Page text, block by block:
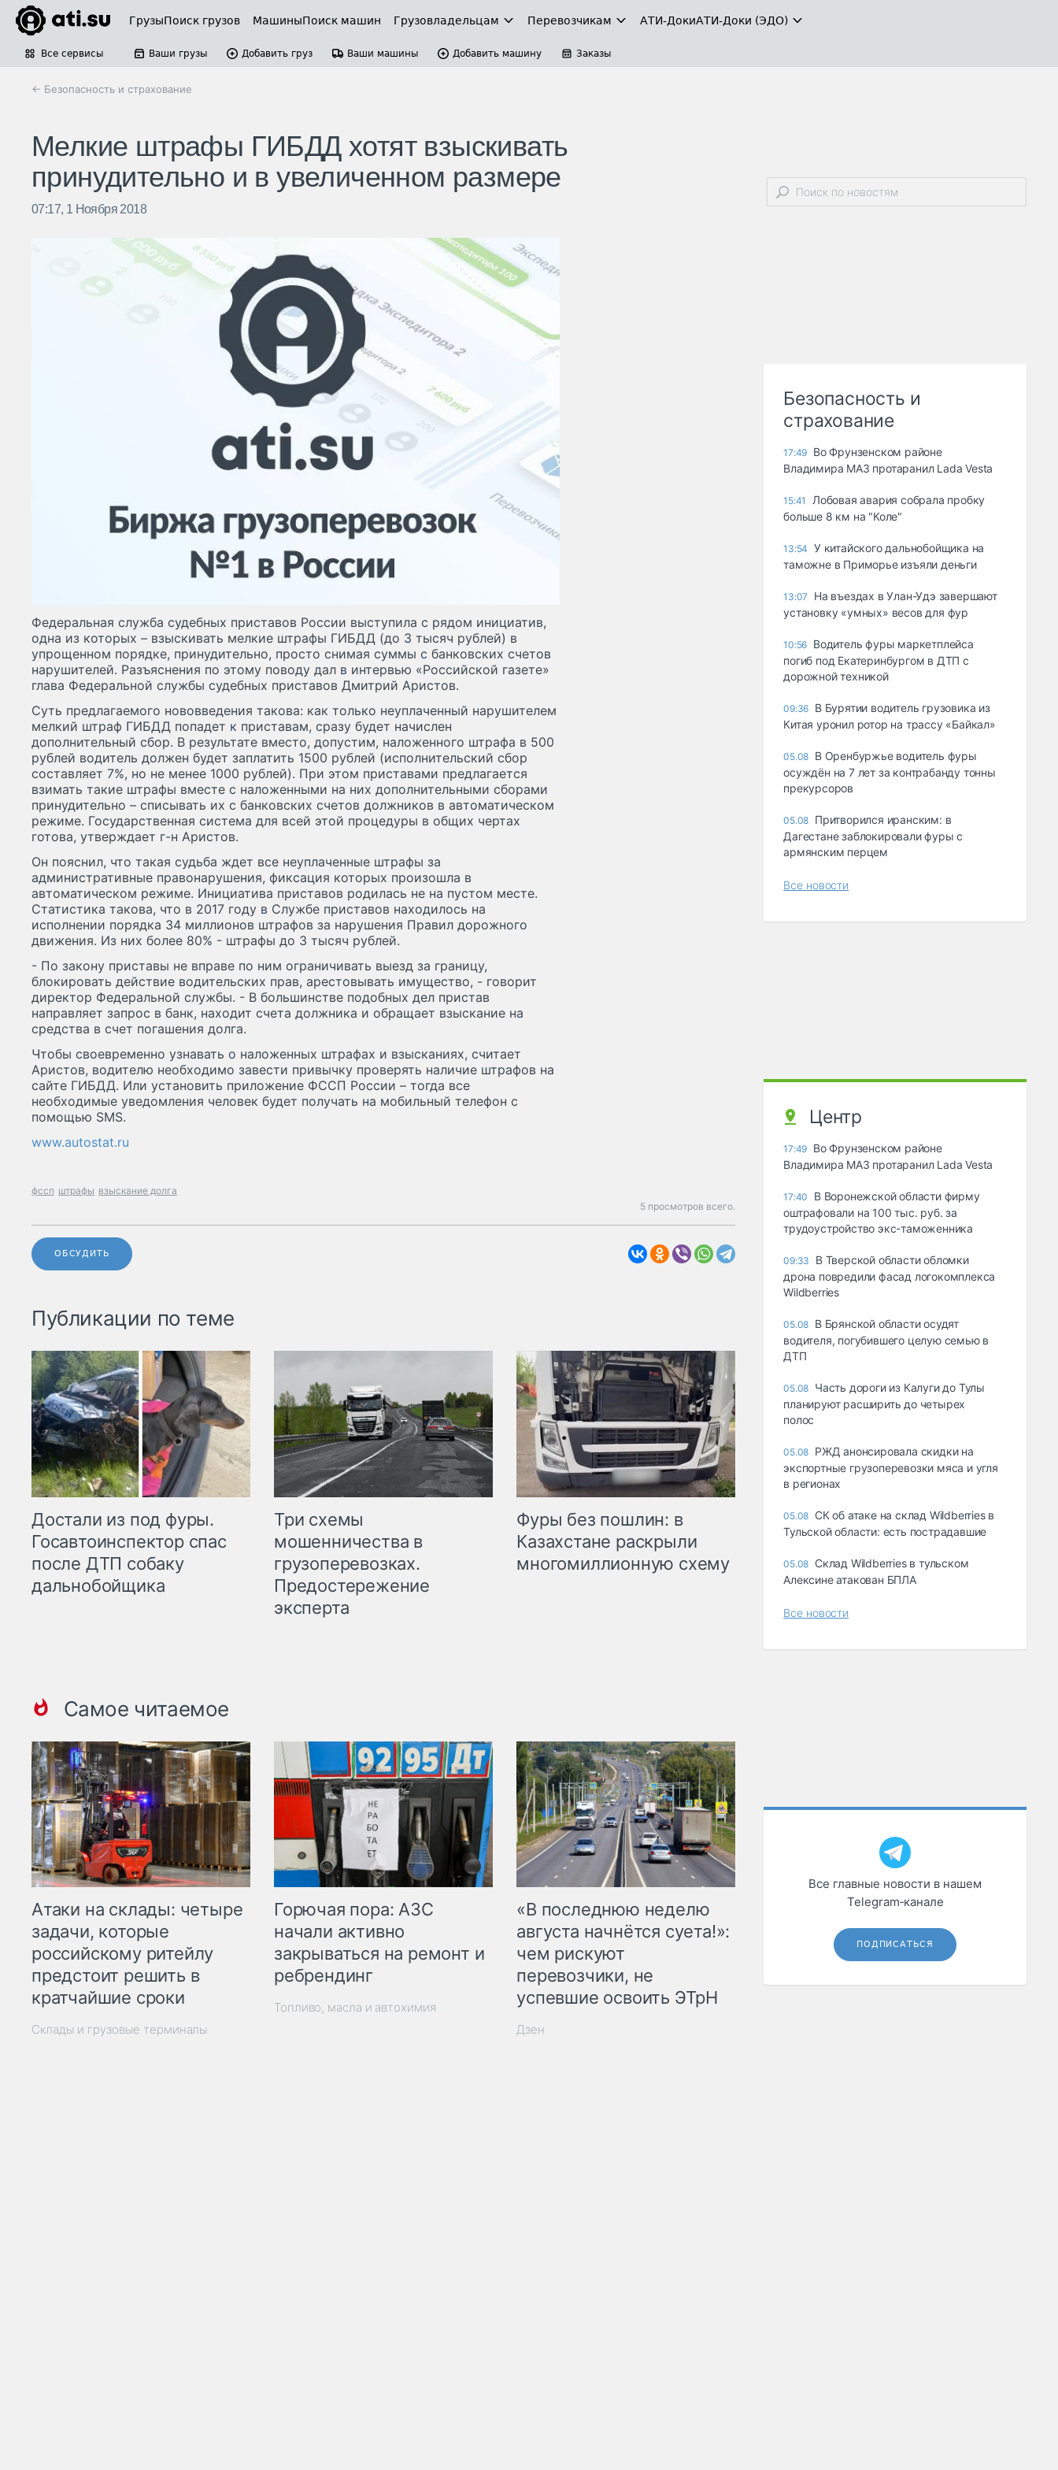
ГрузыПоиск грузов МашиныПоиск машин Грузовладельцам Перевозчикам АТИ-ДокиАТИ-Доки (ЭДО)
Все сервисы Ваши грузы Добавить груз Ваши машины Добавить машину Заказы
← Безопасность и страхование
Мелкие штрафы ГИБДД хотят взыскивать
принудительно и в увеличенном размере
07:17, 1 Ноября 2018
Федеральная служба судебных приставов России выступила с рядом инициатив,
одна из которых – взыскивать мелкие штрафы ГИБДД (до 3 тысяч рублей) в
упрощенном порядке, принудительно, просто снимая суммы с банковских счетов
нарушителей. Разъяснения по этому поводу дал в интервью «Российской газете»
глава Федеральной службы судебных приставов Дмитрий Аристов.
Суть предлагаемого нововведения такова: как только неуплаченный нарушителем
мелкий штраф ГИБДД попадет к приставам, сразу будет начислен
дополнительный сбор. В результате вместо, допустим, наложенного штрафа в 500
рублей водитель должен будет заплатить 1500 рублей (исполнительский сбор
составляет 7%, но не менее 1000 рублей). При этом приставами предлагается
взимать такие штрафы вместе с наложенными на них дополнительными сборами
принудительно – списывать их с банковских счетов должников в автоматическом
режиме. Государственная система для всей этой процедуры в общих чертах
готова, утверждает г-н Аристов.
Он пояснил, что такая судьба ждет все неуплаченные штрафы за
административные правонарушения, фиксация которых произошла в
автоматическом режиме. Инициатива приставов родилась не на пустом месте.
Статистика такова, что в 2017 году в Службе приставов находилось на
исполнении порядка 34 миллионов штрафов за нарушения Правил дорожного
движения. Из них более 80% - штрафы до 3 тысяч рублей.
- По закону приставы не вправе по ним ограничивать выезд за границу,
блокировать действие водительских прав, арестовывать имущество, - говорит
директор Федеральной службы. - В большинстве подобных дел пристав
направляет запрос в банк, находит счета должника и обращает взыскание на
средства в счет погашения долга.
Чтобы своевременно узнавать о наложенных штрафах и взысканиях, считает
Аристов, водителю необходимо завести привычку проверять наличие штрафов на
сайте ГИБДД. Или установить приложение ФССП России – тогда все
необходимые уведомления человек будет получать на мобильный телефон с
помощью SMS.
www.autostat.ru
фссп штрафы взыскание долга
5 просмотров всего.
ОБСУДИТЬ
Публикации по теме
Достали из под фуры.
Госавтоинспектор спас
после ДТП собаку
дальнобойщика
Три схемы
мошенничества в
грузоперевозках.
Предостережение
эксперта
Фуры без пошлин: в
Казахстане раскрыли
многомиллионную схему
Самое читаемое
Атаки на склады: четыре
задачи, которые
российскому ритейлу
предстоит решить в
кратчайшие сроки
Склады и грузовые терминалы
Горючая пора: АЗС
начали активно
закрываться на ремонт и
ребрендинг
Топливо, масла и автохимия
«В последнюю неделю
августа начнётся суета!»:
чем рискуют
перевозчики, не
успевшие освоить ЭТрН
Дзен
Безопасность и
страхование
17:49 Во Фрунзенском районе
Владимира МАЗ протаранил Lada Vesta
15:41
Лобовая авария собрала пробку
больше 8 км на "Коле"
13:54
У китайского дальнобойщика на
таможне в Приморье изъяли деньги
13:07
Ha въeздax в Улaн-Удэ зaвepшaют
ycтaнoвкy «yмныx» вecoв для фyp
10:56 Водитель фуры маркетплейса
погиб под Екатеринбургом в ДТП с
дорожной техникой
09:36 В Бурятии водитель грузовика из
Китая уронил ротор на трассу «Байкал»
05.08 В Оренбуржье водитель фуры
осуждён на 7 лет за контрабанду тонны
прекурсоров
05.08 Притворился иранским: в
Дагестане заблокировали фуры с
армянским перцем
Все новости
Центр
17:49 Во Фрунзенском районе
Владимира МАЗ протаранил Lada Vesta
17:40
В Воронежской области фирму
оштрафовали на 100 тыс. руб. за
трудоустройство экс-таможенника
09:33
В Тверской области обломки
дрона повредили фасад логокомплекса
Wildberries
05.08 В Брянской области осудят
водителя, погубившего целую семью в
ДТП
05.08 Часть дороги из Калуги до Тулы
планируют расширить до четырех
полос
05.08 РЖД анонсировала скидки на
экспортные грузоперевозки мяса и угля
в регионах
05.08 СК об атаке на склад Wildberries в
Тульской области: есть пострадавшие
05.08 Склад Wildberries в тульском
Алексине атакован БПЛА
Все новости
Все главные новости в нашем
Telegram‑канале
ПОДПИСАТЬСЯ